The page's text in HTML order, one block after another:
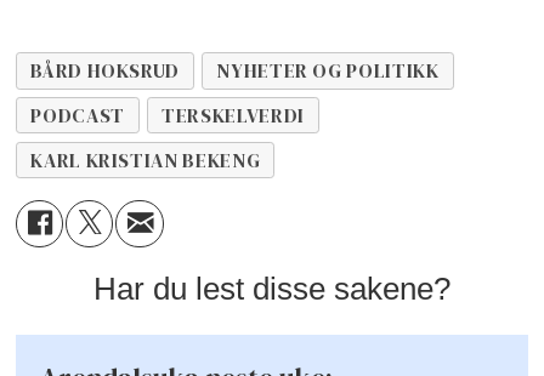
BÅRD HOKSRUD
NYHETER OG POLITIKK
PODCAST
TERSKELVERDI
KARL KRISTIAN BEKENG
Har du lest disse sakene?